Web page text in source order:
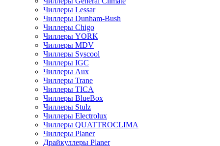
Чиллеры Lessar
Чиллеры Dunham-Bush
Чиллеры Chigo
Чиллеры YORK
Чиллеры MDV
Чиллеры Syscool
Чиллеры IGC
Чиллеры Aux
Чиллеры Trane
Чиллеры TICA
Чиллеры BlueBox
Чиллеры Stulz
Чиллеры Electrolux
Чиллеры QUATTROCLIMA
Чиллеры Planer
Драйкуллеры Planer